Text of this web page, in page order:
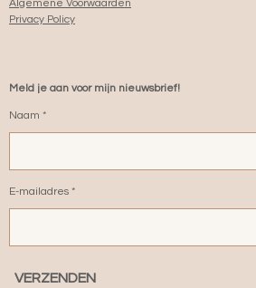
Algemene Voorwaarden
Privacy Policy
Meld je aan voor mijn nieuwsbrief!
Naam *
E-mailadres *
VERZENDEN